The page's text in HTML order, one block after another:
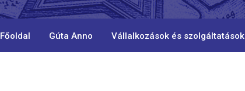
Főoldal Gúta Anno Vállalkozások és szolgáltatások